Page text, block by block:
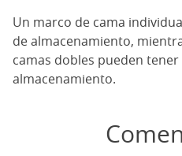
Un marco de cama
de almacenamiento,
camas dobles pueden tener
almacenamiento.